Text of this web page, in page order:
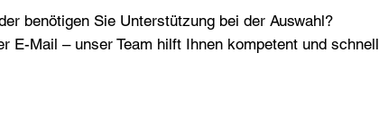
benötigen Sie Unterstützung bei der Auswahl?
E-Mail – unser Team hilft Ihnen kompetent und schnell